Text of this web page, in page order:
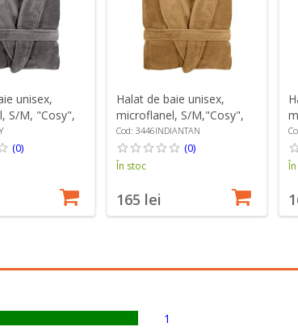
unisex,
S/M, "Cosy",
(0)
Halat de baie unisex,
microflanel, S/M,"Cosy",
Indian Tan - Tiseco
Cod: 3446INDIANTAN
(0)
În stoc
165 lei
1